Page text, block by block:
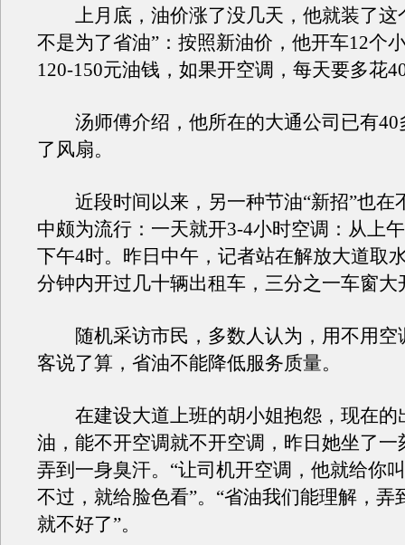
上月底，油价涨了没几天，他就装了这
不是为了省油”：按照新油价，他开车12个
120-150元油钱，如果开空调，每天要多花
汤师傅介绍，他所在的大通公司已有40
了风扇。
近段时间以来，另一种节油“新招”也在
中颇为流行：一天就开3-4小时空调：从上
下午4时。昨日中午，记者站在解放大道取
分钟内开过几十辆出租车，三分之一车窗大
随机采访市民，多数人认为，用不用空
客说了算，省油不能降低服务质量。
在建设大道上班的胡小姐抱怨，现在的
油，能不开空调就不开空调，昨日她坐了一
弄到一身臭汗。“让司机开空调，他就给你
不过，就给脸色看”。“省油我们能理解，弄
就不好了”。